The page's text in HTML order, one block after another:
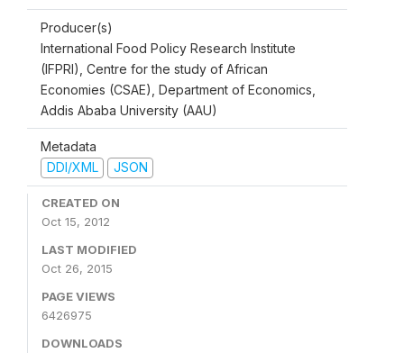
Producer(s)
International Food Policy Research Institute
(IFPRI), Centre for the study of African
Economies (CSAE), Department of Economics,
Addis Ababa University (AAU)
Metadata
DDI/XML
JSON
CREATED ON
Oct 15, 2012
LAST MODIFIED
Oct 26, 2015
PAGE VIEWS
6426975
DOWNLOADS